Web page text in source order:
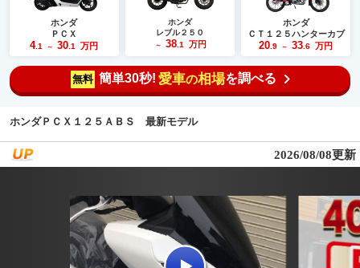
ホンダ
ＰＣＸ
4.1 ～ 30 .1 万円
ホンダ
レブル２５０
～ 38.1 万円
ホンダ
ＣＴ１２５ハンターカブ
20 .9 ～ 33 .6 万円
無料 簡単30秒! 愛車の相場を調べる
ホンダＰＣＸ１２５ＡＢＳ 最新モデル
2026/08/08更新